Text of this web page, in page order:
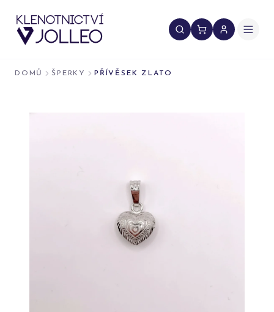
DOMŮ ŠPERKY PŘÍVĚSEK ZLATO